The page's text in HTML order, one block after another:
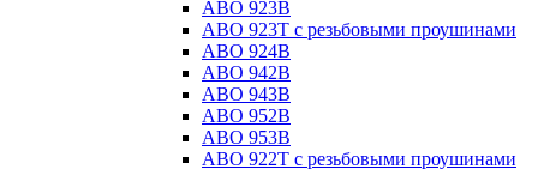
ABO 923B
ABO 923Т с резьбовыми проушинами
ABO 924B
ABO 942B
ABO 943B
ABO 952B
ABO 953B
ABO 922T с резьбовыми проушинами